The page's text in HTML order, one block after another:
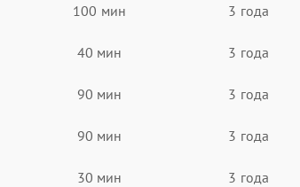
100 мин 3 года
40 мин 3 года
90 мин 3 года
90 мин 3 года
30 мин 3 года